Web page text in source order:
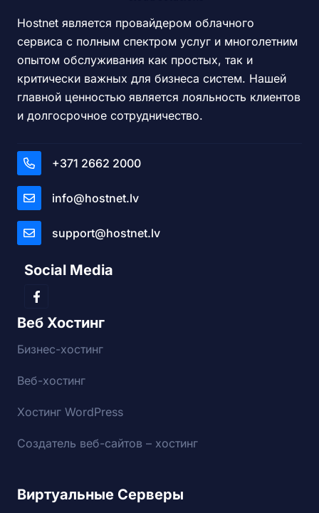
Hostnet является провайдером облачного
сервиса с полным спектром услуг и многолетним
опытом обслуживания как простых, так и
критически важных для бизнеса систем. Нашей
главной ценностью является лояльность клиентов
и долгосрочное сотрудничество.
+371 2662 2000
info@hostnet.lv
support@hostnet.lv
Social Media
Веб Хостинг
Бизнес-хостинг
Веб-хостинг
Хостинг WordPress
Создатель веб-сайтов – хостинг
Виртуальные Серверы